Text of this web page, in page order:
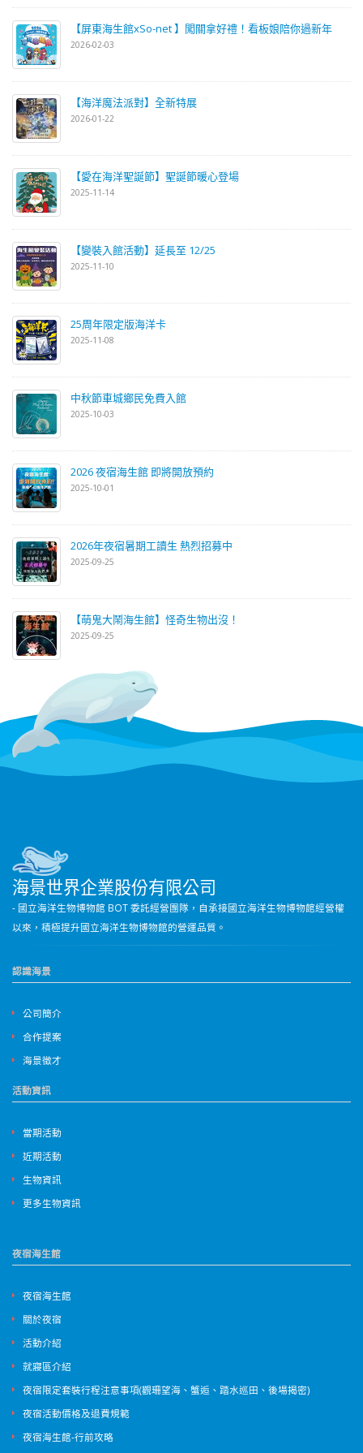
【屏東海生館xSo-net 】闖關拿好禮！看板娘陪你過新年
2026-02-03
【海洋魔法派對】全新特展
2026-01-22
【愛在海洋聖誕節】聖誕節暖心登場
2025-11-14
【變裝入館活動】延長至 12/25
2025-11-10
25周年限定版海洋卡
2025-11-08
中秋節車城鄉民免費入館
2025-10-03
2026 夜宿海生館 即將開放預約
2025-10-01
2026年夜宿暑期工讀生 熱烈招募中
2025-09-25
【萌鬼大鬧海生館】怪奇生物出沒！
2025-09-25
海景世界企業股份有限公司
- 國立海洋生物博物館 BOT 委託經營團隊，自承接國立海洋生物博物館經營權
以來，積極提升國立海洋生物博物館的營運品質。
認識海景
公司簡介
合作提案
海景徵才
活動資訊
當期活動
近期活動
生物資訊
更多生物資訊
夜宿海生館
夜宿海生館
關於夜宿
活動介紹
就寢區介紹
夜宿限定套裝行程注意事項(觀珊望海、蟹逅、踏水巡田、後場揭密)
夜宿活動價格及退費規範
夜宿海生館-行前攻略